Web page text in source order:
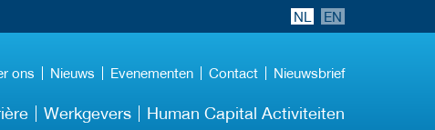
NL EN
ons Nieuws Evenementen Contact Nieuwsbrief
Werkgevers Human Capital Activiteiten